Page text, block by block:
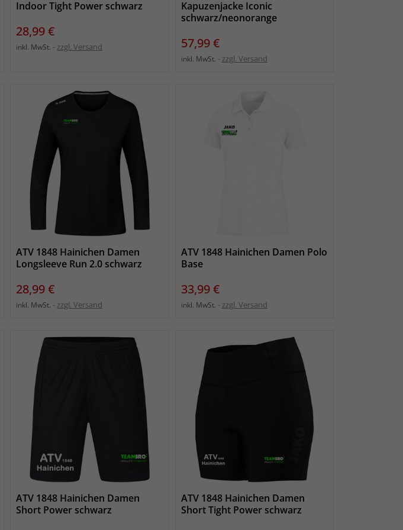
Indoor Tight Power schwarz
Preis
28,99 €
inkl. MwSt. zzgl. Versand
Kapuzenjacke Iconic
schwarz/neonorange
Preis
57,99 €
inkl. MwSt. zzgl. Versand
ATV 1848 Hainichen Damen
Longsleeve Run 2.0 schwarz
Preis
28,99 €
inkl. MwSt. zzgl. Versand
ATV 1848 Hainichen Damen Polo
Base
Preis
33,99 €
inkl. MwSt. zzgl. Versand
ATV 1848 Hainichen Damen
Short Power schwarz
ATV 1848 Hainichen Damen
Short Tight Power schwarz